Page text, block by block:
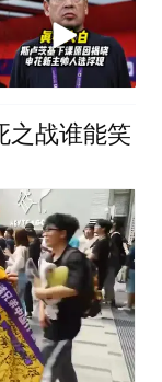
之战谁能笑